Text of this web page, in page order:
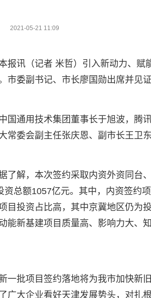
2021-05-21 11:09
讯（记者 米哲）引入新动力、赋
市委副书记、市长廖国勋出席并见
通用技术集团董事长于旭波，腾讯
常委会副主任张庆恩、副市长王卫
解，本次签约采取内资外资同台、
资总额1057亿元。其中，内资签约
目投资占比高，其中京冀地区仍为
能新基建项目质量高、影响力大、
批项目签约落地将为我市加快新旧
广大企业看好天津发展势头，对扎